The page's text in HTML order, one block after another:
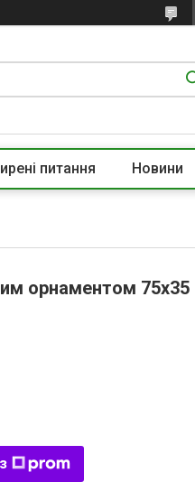
питання Новини
орнаментом